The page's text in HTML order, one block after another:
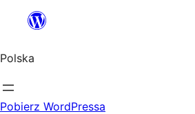
Przejdź
treści
Polska
Pobierz WordPressa